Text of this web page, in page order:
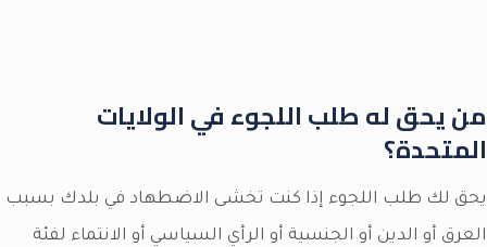
من يحق له طلب اللجوء في الولايات
المتحدة؟
يحق لك طلب اللجوء إذا كنت تخشى الاضطهاد في بلدك بسبب
العرق أو الدين أو الجنسية أو الرأي السياسي أو الانتماء لفئة